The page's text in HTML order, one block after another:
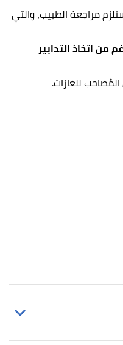
مراجعة الطبيب، والتي
من اتخاذ التدابير
للغازات.